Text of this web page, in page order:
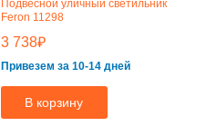
Подвесной уличный светильник
Feron 11298
3 738₽
Привезем за 10-14 дней
В корзину